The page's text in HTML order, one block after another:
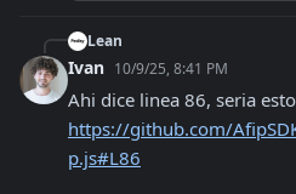
Lean
Ivan 10/9/25, 8:41 PM
https://github.com/
p.js#L86